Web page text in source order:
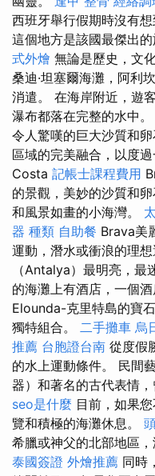
西班牙舉行假期時沒有
這個地方是該國最傑出的
式外燴 無論是歷史，文
桑迪·坦塞爾海灘，阿利
消遣。 在海岸附近，遊
瀑布都落在完整的水中。
令人驚嘆的巨大沙質和
區域的完美融合，以度
Costa 記帳士課程費用
的景觀，美妙的沙質和
和風景如畫的小海灣。
器 種類 自助餐 Brava美
運動，潛水或衝浪的理
（Antalya）最明亮，
的海灘上有酒店，一個
Elounda-克里特島的寶
獨特組合。 二手攤車 烏
推薦 台胞證台南 從度假
的水上運動條件。 民間
器）和著名的古代表情
seo是什麼 目前，如果
覽和積極的海灘休息。
希臘或神父的北部地區
泰國簽證 外燴推薦 同時